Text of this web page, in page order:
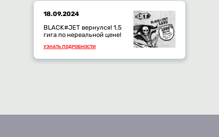
18.09.2024
BLACK#JET вернулся! 1,5
гига по нереальной цене!
УЗНАТЬ ПОДРОБНОСТИ